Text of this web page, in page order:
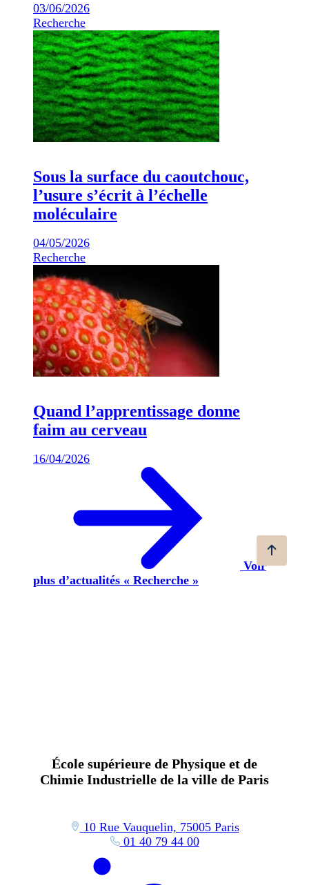
03/06/2026
Recherche
Sous la surface du caoutchouc,
l’usure s’écrit à l’échelle
moléculaire
04/05/2026
Recherche
Quand l’apprentissage donne
faim au cerveau
16/04/2026
Voir
plus d’actualités « Recherche »
École supérieure de Physique et de
Chimie Industrielle de la ville de Paris
10 Rue Vauquelin, 75005 Paris
01 40 79 44 00